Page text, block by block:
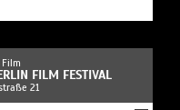
Film
FILM FESTIVAL
21